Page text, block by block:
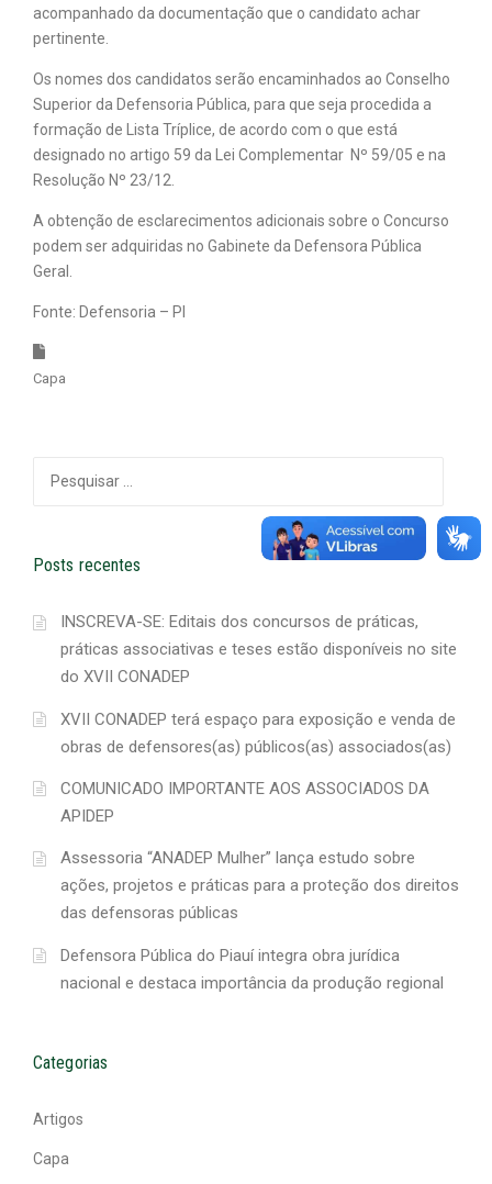
acompanhado da documentação que o candidato achar
pertinente.
Os nomes dos candidatos serão encaminhados ao Conselho
Superior da Defensoria Pública, para que seja procedida a
formação de Lista Tríplice, de acordo com o que está
designado no artigo 59 da Lei Complementar Nº 59/05 e na
Resolução Nº 23/12.
A obtenção de esclarecimentos adicionais sobre o Concurso
podem ser adquiridas no Gabinete da Defensora Pública
Geral.
Fonte: Defensoria – PI
Capa
por:
Posts recentes
INSCREVA-SE: Editais dos concursos de práticas,
práticas associativas e teses estão disponíveis no site
do XVII CONADEP
XVII CONADEP terá espaço para exposição e venda de
obras de defensores(as) públicos(as) associados(as)
COMUNICADO IMPORTANTE AOS ASSOCIADOS DA
APIDEP
Assessoria “ANADEP Mulher” lança estudo sobre
ações, projetos e práticas para a proteção dos direitos
das defensoras públicas
Defensora Pública do Piauí integra obra jurídica
nacional e destaca importância da produção regional
Categorias
Artigos
Capa